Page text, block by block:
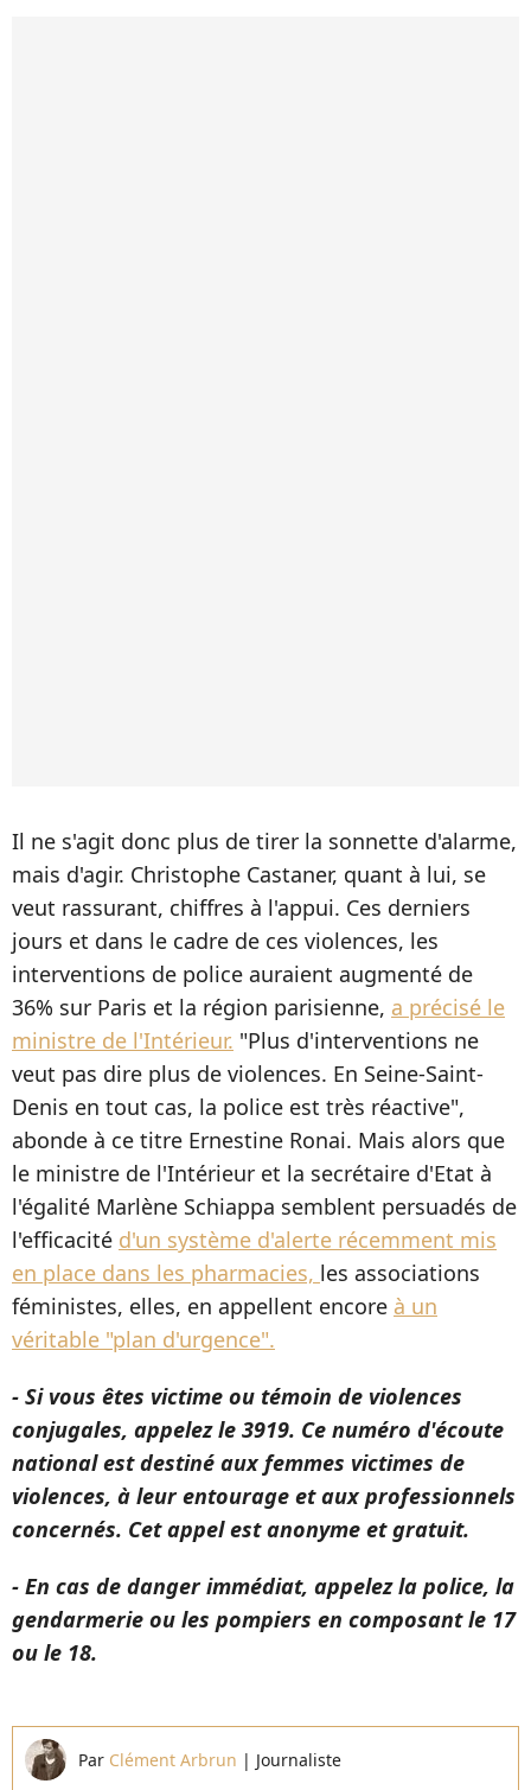
Il ne s'agit donc plus de tirer la sonnette d'alarme,
mais d'agir. Christophe Castaner, quant à lui, se
veut rassurant, chiffres à l'appui. Ces derniers
jours et dans le cadre de ces violences, les
interventions de police auraient augmenté de
36% sur Paris et la région parisienne, a précisé le
ministre de l'Intérieur. "Plus d'interventions ne
veut pas dire plus de violences. En Seine-Saint-
Denis en tout cas, la police est très réactive",
abonde à ce titre Ernestine Ronai. Mais alors que
le ministre de l'Intérieur et la secrétaire d'Etat à
l'égalité Marlène Schiappa semblent persuadés de
l'efficacité d'un système d'alerte récemment mis
en place dans les pharmacies, les associations
féministes, elles, en appellent encore à un
véritable "plan d'urgence".
- Si vous êtes victime ou témoin de violences
conjugales, appelez le 3919. Ce numéro d'écoute
national est destiné aux femmes victimes de
violences, à leur entourage et aux professionnels
concernés. Cet appel est anonyme et gratuit.
- En cas de danger immédiat, appelez la police, la
gendarmerie ou les pompiers en composant le 17
ou le 18.
Par Clément Arbrun | Journaliste